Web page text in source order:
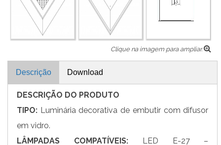
Clique na imagem para ampliar.
Descrição Download
DESCRIÇÃO DO PRODUTO
TIPO: Luminária decorativa de embutir com difusor
em vidro.
LÂMPADAS COMPATÍVEIS:LED E-27 –